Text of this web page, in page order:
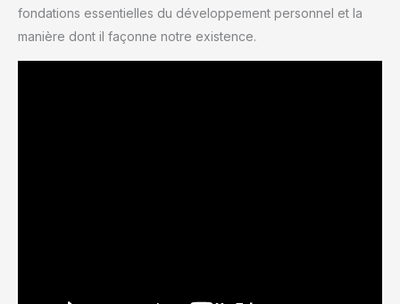
fondations essentielles du développement personnel et la
manière dont il façonne notre existence.